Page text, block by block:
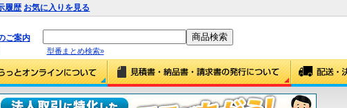
履歴 お気に入りを見る
ご案内
型番まとめ検索»